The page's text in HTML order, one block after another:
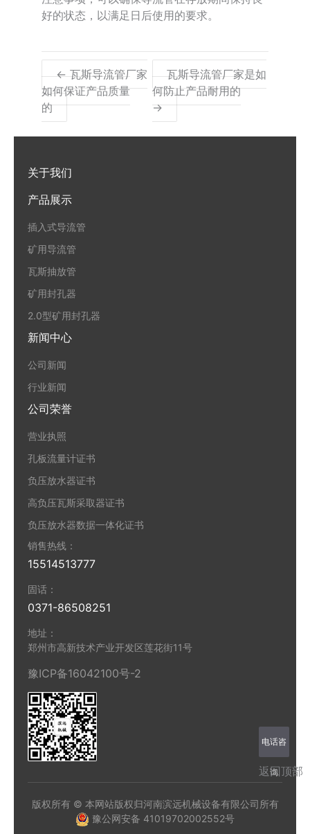
好的状态，以满足日后使用的要求。
← 瓦斯导流管厂家
如何保证产品质量
的
瓦斯导流管厂家是如
何防止产品耐用的
→
关于我们
产品展示
插入式导流管
矿用导流管
瓦斯抽放管
矿用封孔器
2.0型矿用封孔器
新闻中心
公司新闻
行业新闻
公司荣誉
营业执照
孔板流量计证书
负压放水器证书
高负压瓦斯采取器证书
负压放水器数据一体化证书
销售热线：
15514513777
固话：
0371-86508251
地址：
郑州市高新技术产业开发区莲花街11号
豫ICP备16042100号-2
版权所有 © 本网站版权归河南滨远机械设备有限公司所有
豫公网安备 41019702002552号
电话咨
询
返回顶部